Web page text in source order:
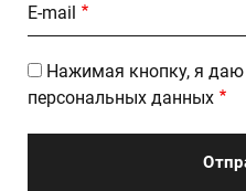
E-mail
Нажимая кнопку, я даю
персональных данных